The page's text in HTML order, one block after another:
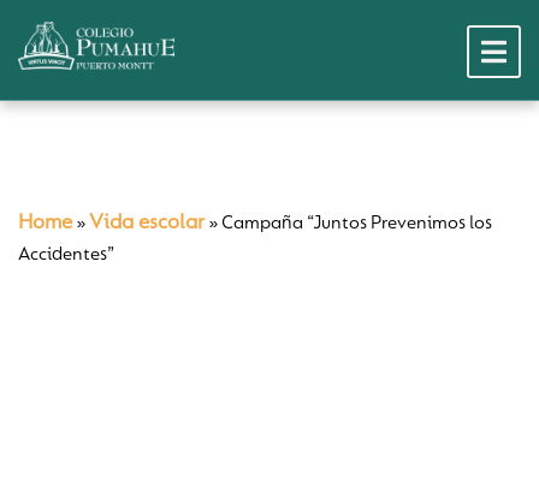
Home » Vida escolar» Campaña “Juntos Prevenimos los
Accidentes”